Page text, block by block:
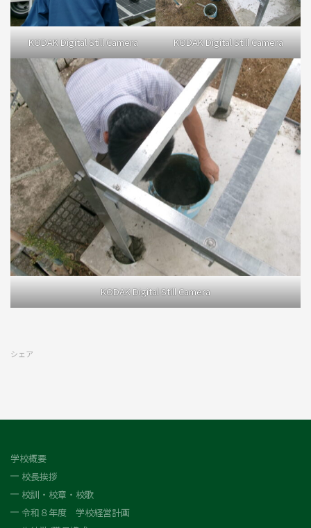
KODAK Digital Still Camera KODAK Digital Still Camera
KODAK Digital Still Camera
シェア
学校概要
校長挨拶
校訓・校章・校歌
令和８年度 学校経営計画